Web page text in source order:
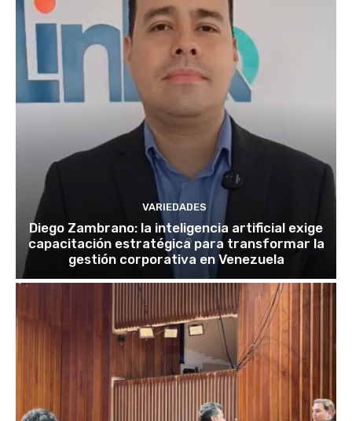
VARIEDADES
Diego Zambrano: la inteligencia artificial exige
capacitación estratégica para transformar la
gestión corporativa en Venezuela